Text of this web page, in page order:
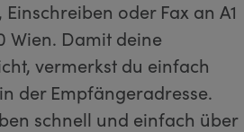
oder Fax an A1
Wien. Damit deine
vermerkst du einfach
der Empfängeradresse.
schnell und einfach über